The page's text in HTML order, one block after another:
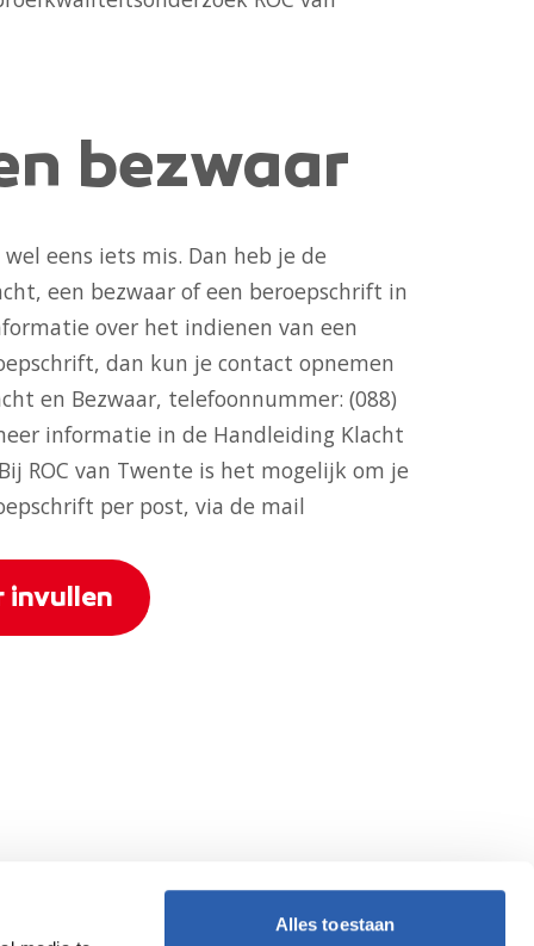
Alles toestaan
bezwaar
eens iets mis. Dan heb je de
een bezwaar of een beroepschrift in
over het indienen van een
dan kun je contact opnemen
en Bezwaar, telefoonnummer: (088)
informatie in de Handleiding Klacht
ROC van Twente is het mogelijk om je
per post, via de mail
invullen